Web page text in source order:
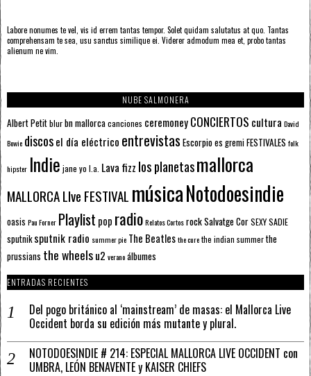
Labore nonumes te vel, vis id errem tantas tempor. Solet quidam salutatus at quo. Tantas
comprehensam te sea, usu sanctus similique ei. Viderer admodum mea et, probo tantas
alienum ne vim.
NUBE SALMONERA
Albert Petitblurbn mallorcacanciones ceremoneyCONCIERTOS cultura David
Bowie discosel día eléctrico entrevistas Escorpioes gremiFESTIVALES folk
hipster Indie jane yo l.a. Lava fizz los planetasmallorca
MALLORCA LIve FESTIVAL músicaNotodoesindie
oasis Pau Forner Playlist pop radioRelatos CortosrockSalvatge CorSEXY SADIE
sputnik sputnik radio summer pie The Beatlesthe curethe indian summerthe
prussians the wheelsu2 veranoálbumes
ENTRADAS RECIENTES
Del pogo británico al ‘mainstream’ de masas: el Mallorca Live
Occident borda su edición más mutante y plural.
NOTODOESINDIE # 214: ESPECIAL MALLORCA LIVE OCCIDENT con
UMBRA, LEÓN BENAVENTE y KAISER CHIEFS